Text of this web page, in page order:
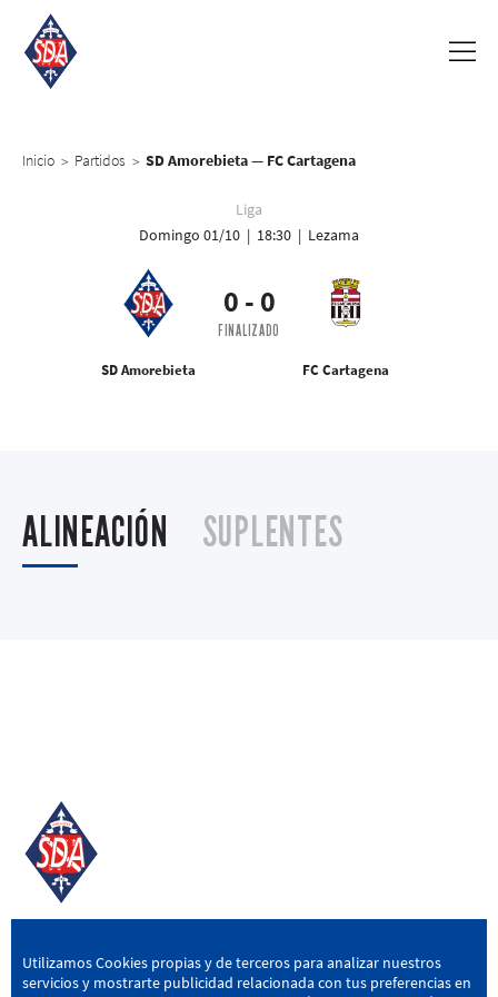
Inicio > Partidos > SD Amorebieta — FC Cartagena
Liga
Domingo 01/10 | 18:30 | Lezama
SD Amorebieta
0 - 0
FINALIZADO
FC Cartagena
ALINEACIÓN SUPLENTES
SD AMOREBIETA
Utilizamos Cookies propias y de terceros para analizar nuestros
servicios y mostrarte publicidad relacionada con tus preferencias en